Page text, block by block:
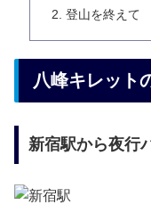
登山を終えて
八峰キレット
新宿駅から夜行